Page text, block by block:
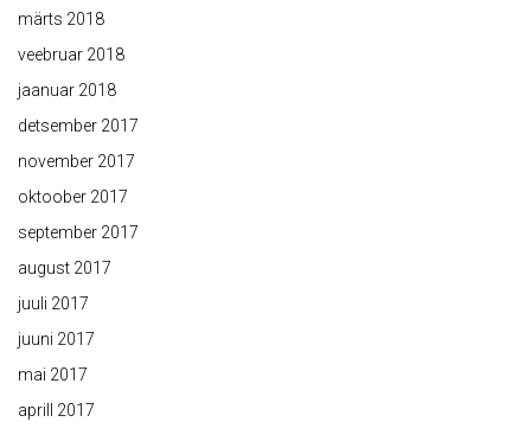
märts 2018
veebruar 2018
jaanuar 2018
detsember 2017
november 2017
oktoober 2017
september 2017
august 2017
juuli 2017
juuni 2017
mai 2017
aprill 2017